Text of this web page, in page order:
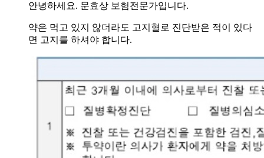
안녕하세요. 문효상 보험전문가입니다.
약은 먹고 있지 않더라도 고지혈로 진단받은 적이 있다
면 고지를 하셔야 합니다.